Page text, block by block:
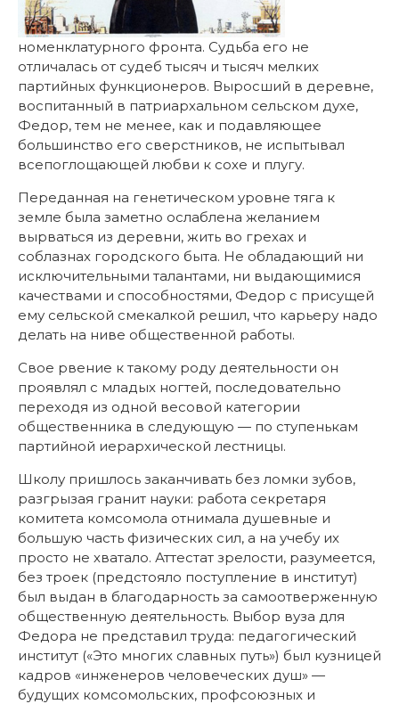
номенклатурного фронта. Судьба его не
отличалась от судеб тысяч и тысяч мелких
партийных функционеров. Выросший в деревне,
воспитанный в патриархальном сельском духе,
Федор, тем не менее, как и подавляющее
большинство его сверстников, не испытывал
всепоглощающей любви к сохе и плугу.
Переданная на генетическом уровне тяга к
земле была заметно ослаблена желанием
вырваться из деревни, жить во грехах и
соблазнах городского быта. Не обладающий ни
исключительными талантами, ни выдающимися
качествами и способностями, Федор с присущей
ему сельской смекалкой решил, что карьеру надо
делать на ниве общественной работы.
Свое рвение к такому роду деятельности он
проявлял с младых ногтей, последовательно
переходя из одной весовой категории
общественника в следующую — по ступенькам
партийной иерархической лестницы.
Школу пришлось заканчивать без ломки зубов,
разгрызая гранит науки: работа секретаря
комитета комсомола отнимала душевные и
большую часть физических сил, а на учебу их
просто не хватало. Аттестат зрелости, разумеется,
без троек (предстояло поступление в институт)
был выдан в благодарность за самоотверженную
общественную деятельность. Выбор вуза для
Федора не представил труда: педагогический
институт («Это многих славных путь») был кузницей
кадров «инженеров человеческих душ» —
будущих комсомольских, профсоюзных и